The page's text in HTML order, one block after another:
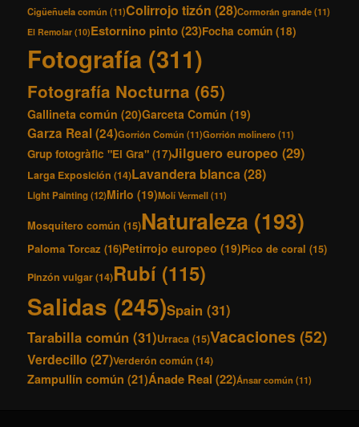
Cigüeñuela común (11)Colirrojo tizón (28)Cormorán grande(11)
El Remolar (10)Estornino pinto(23)Focha común (18)
Fotografía (311)
Fotografía Nocturna (65)
Gallineta común (20)Garceta Común (19)
Garza Real(24)Gorrión Común (11)Gorrión molinero(11)
Grup fotogràfic "El Gra" (17)Jilguero europeo (29)
Larga Exposición (14)Lavandera blanca(28)
Light Painting(12)Mirlo (19)Molí Vermell(11)
Mosquitero común (15)Naturaleza (193)
Paloma Torcaz (16)Petirrojo europeo (19)Pico de coral (15)
Pinzón vulgar(14)Rubí (115)
Salidas (245)Spain (31)
Tarabilla común (31)Urraca (15)Vacaciones (52)
Verdecillo (27)Verderón común (14)
Zampullín común (21)Ánade Real (22)Ánsar común (11)